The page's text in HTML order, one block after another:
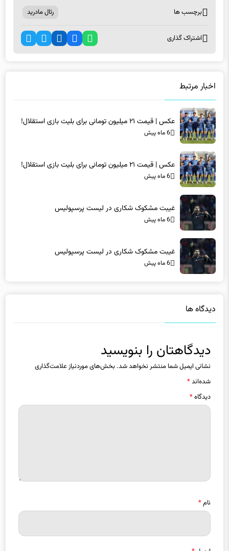
برچسب ها رئال مادرید
اشتراک گذاری
اخبار مرتبط
عکس | قیمت ۲۱ میلیون تومانی برای بلیت بازی استقلال!
6 ماه پیش
عکس | قیمت ۲۱ میلیون تومانی برای بلیت بازی استقلال!
6 ماه پیش
غیبت مشکوک شکاری در لیست پرسپولیس
6 ماه پیش
غیبت مشکوک شکاری در لیست پرسپولیس
6 ماه پیش
دیدگاه ها
دیدگاهتان را بنویسید
نشانی ایمیل شما منتشر نخواهد شد. بخش‌های موردنیاز علامت‌گذاری
شده‌اند*
دیدگاه*
نام*